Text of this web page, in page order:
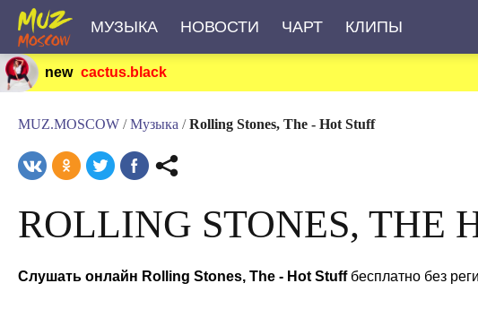
МУЗЫКА НОВОСТИ ЧАРТ КЛИПЫ
new cactus.black
MUZ.MOSCOW / Музыка / Rolling Stones, The - Hot Stuff
ROLLING STONES,
Слушать онлайн Rolling Stones, The - Hot Stuffбесплатно без